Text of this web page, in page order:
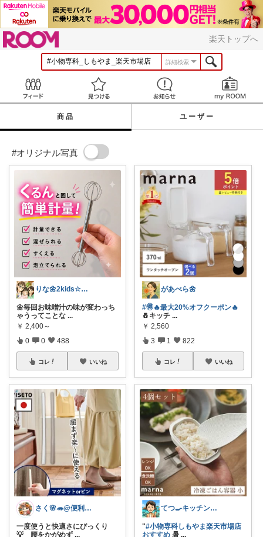
楽天トップへ
詳細検索
見つける お知らせ
商品 ユーザー
#オリジナル写真
りな🌼2kids☆毎日をちょっと快適に
🌼毎回お味噌汁の味が変わっち
ゃうってことな ...
￥ 2,400～
0 0 488
コレ いいね
さく🌸🦔@便利でかわいいを探す旅
一度使うと快適さにびっくり
💡 腰をかがめず ...
があべら🌼
#🉐🔥最大20%オフクーポン🔥
🧂キッチ ...
￥ 2,560
3 1 822
コレ いいね
てつ🍳キッチンアイテム｜アイコン変更
"#小物専科しもやま楽天市場店
おすすめ 暑 ...